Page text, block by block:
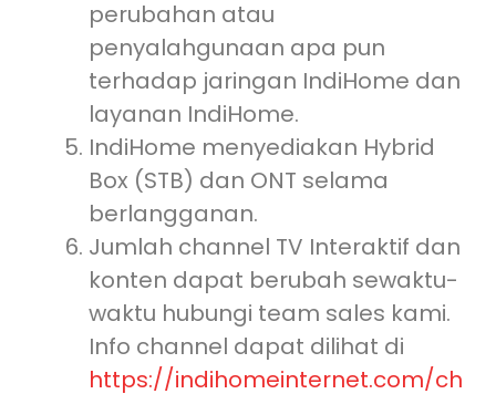
perubahan atau
penyalahgunaan apa pun
terhadap jaringan IndiHome dan
layanan IndiHome.
IndiHome menyediakan Hybrid
Box (STB) dan ONT selama
berlangganan.
Jumlah channel TV Interaktif dan
konten dapat berubah sewaktu-
waktu hubungi team sales kami.
Info channel dapat dilihat di
https://indihomeinternet.com/ch